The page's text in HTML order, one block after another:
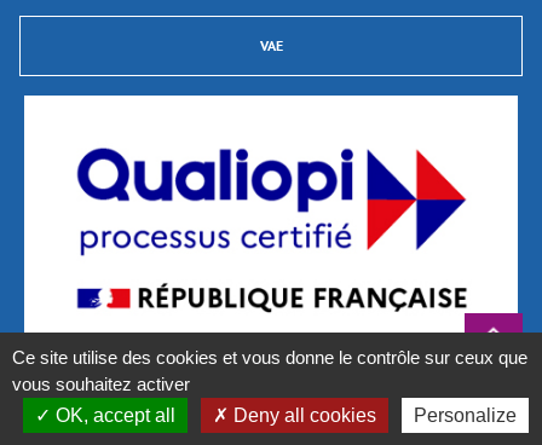
VAE
La certification qualité a été délivrée au titre des catégories d’actions suivantes :
Actions de formation et Validations des Acquis de L’Expérience (VAE)
Ce site utilise des cookies et vous donne le contrôle sur ceux que
vous souhaitez activer
OK, accept all
Deny all cookies Personalize